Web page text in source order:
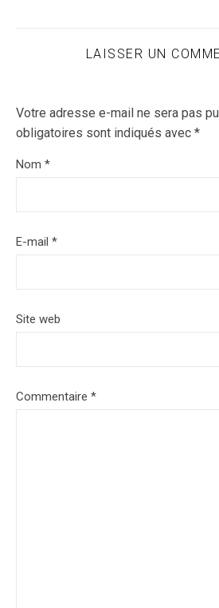
LAISSER UN
Votre adresse e-mail ne sera pas
obligatoires sont indiqués avec *
Nom *
E-mail *
Site web
Commentaire *